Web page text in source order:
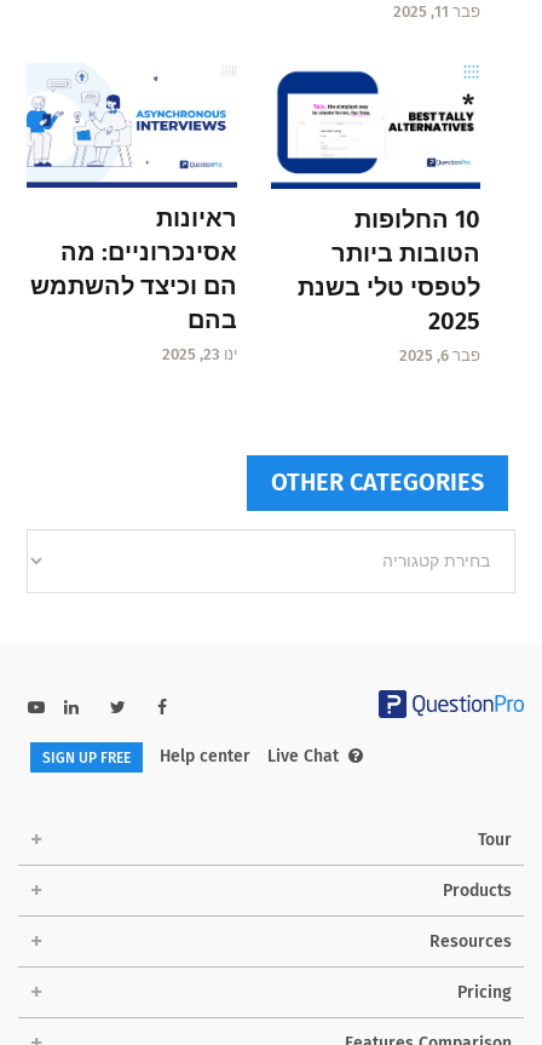
פבר 11, 2025
10 החלופות
הטובות ביותר
לטפסי טלי בשנת
2025
פבר 6, 2025
ראיונות
אסינכרוניים: מה
הם וכיצד להשתמש
בהם
ינו 23, 2025
OTHER CATEGORIES
categories
Help center Live Chat
SIGN UP FREE
Tour
Products
Resources
Pricing